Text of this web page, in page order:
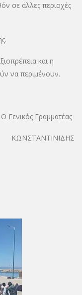
σε άλλες περιοχές
και η
να περιμένουν.
Γραμματέας